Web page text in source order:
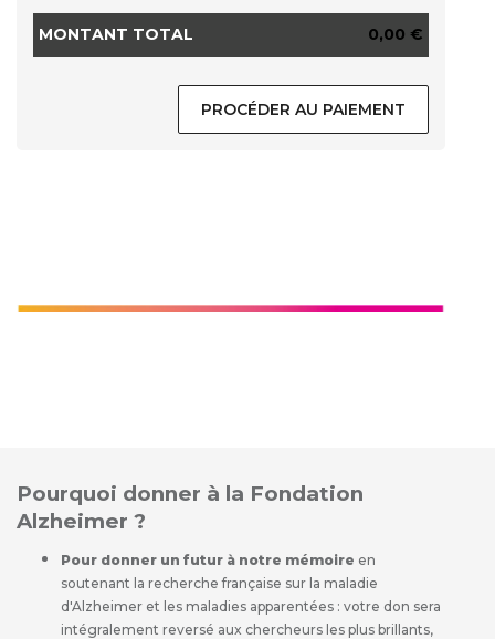
MONTANT TOTAL 0,00 €
PROCÉDER AU PAIEMENT
Pourquoi donner à la Fondation
Alzheimer ?
Pour donner un futur à notre mémoire en
soutenant la recherche française sur la maladie
d'Alzheimer et les maladies apparentées : votre don sera
intégralement reversé aux chercheurs les plus brillants,